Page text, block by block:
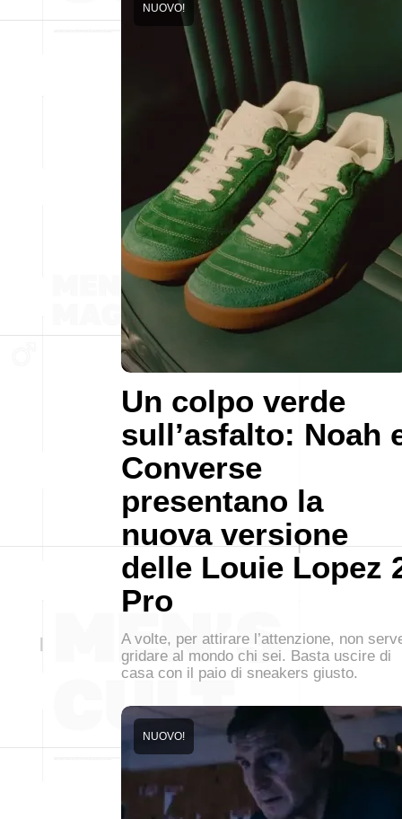
Un colpo verde
sull’asfalto: Noah
Converse
presentano la
nuova versione
delle Louie Lopez
Pro
NUOVO!
A volte, per attirare l’attenzione, non
gridare al mondo chi sei. Basta uscire di
casa con il paio di sneakers giusto.
NUOVO!